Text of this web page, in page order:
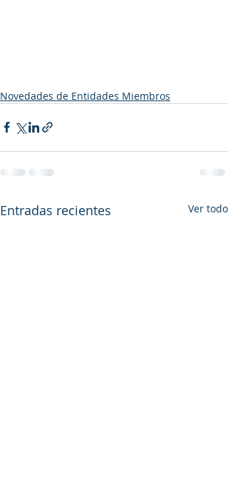
Novedades de Entidades Miembros
Entradas recientes Ver todo